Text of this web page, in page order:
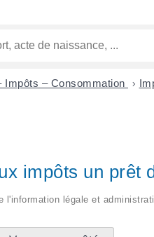
Impôts – Consommation >
impôts un prêt
l'information légale et